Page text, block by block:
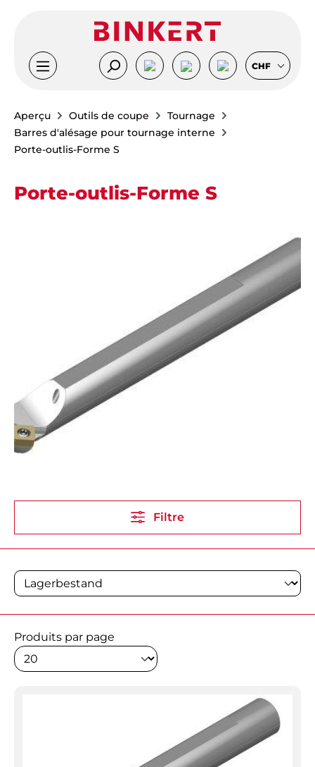
CHF
Aperçu Outils de coupe
Tournage
Barres d'alésage pour tournage interne
Porte-outlis-Forme S
Porte-outlis-Forme S
Filtre
Produits par page